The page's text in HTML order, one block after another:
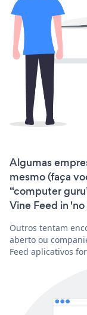
Algumas
mesmo (faça
“computer
Vine Feed in
Outros tentam
aberto ou
Feed aplicativos